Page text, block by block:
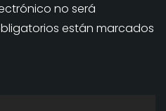
no será
están marcados